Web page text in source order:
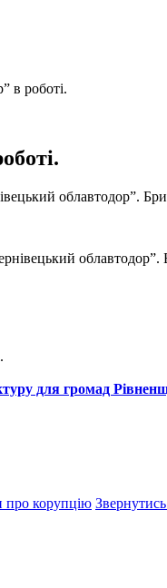
в роботі.
облавтодор”.
для громад
про корупцію